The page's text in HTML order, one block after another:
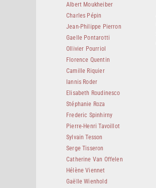
Albert Moukheiber
Charles Pépin
Jean-Philippe Pierron
Gaelle Pontarotti
Ollivier Pourriol
Florence Quentin
Camille Riquier
Iannis Roder
Elisabeth Roudinesco
Stéphanie Roza
Frederic Spinhirny
Pierre-Henri Tavoillot
Sylvain Tesson
Serge Tisseron
Catherine Van Offelen
Hélène Viennet
Gaëlle Wienhold